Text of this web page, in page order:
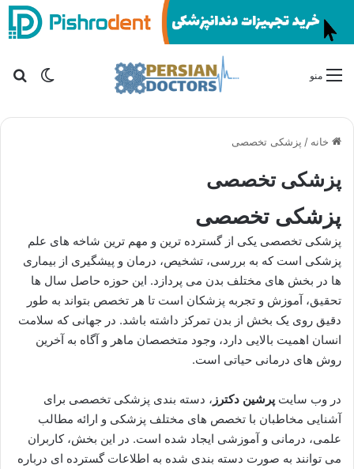
تغییر منو
خانه / پزشکی تخصصی
پزشکی تخصصی
پزشکی تخصصی
پزشکی تخصصی یکی از گسترده ترین و مهم ترین شاخه های علم
پزشکی است که به بررسی، تشخیص، درمان و پیشگیری از بیماری
ها در بخش های مختلف بدن می پردازد. این حوزه حاصل سال ها
تحقیق، آموزش و تجربه پزشکان است تا هر تخصص بتواند به طور
دقیق روی یک بخش از بدن تمرکز داشته باشد. در جهانی که سلامت
انسان اهمیت بالایی دارد، وجود متخصصان ماهر و آگاه به آخرین
روش های درمانی حیاتی است.
در وب سایت پرشین دکترز ، دسته بندی پزشکی تخصصی برای
آشنایی مخاطبان با تخصص های مختلف پزشکی و ارائه مطالب
علمی، درمانی و آموزشی ایجاد شده است. در این بخش، کاربران
می توانند به صورت دسته بندی شده به اطلاعات گسترده ای درباره